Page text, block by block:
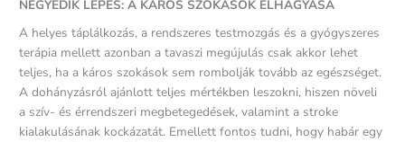
NEGYEDIK LÉPÉS: A KÁROS SZOKÁSOK ELHAGYÁSA
A helyes táplálkozás, a rendszeres testmozgás és a gyógyszeres
terápia mellett azonban a tavaszi megújulás csak akkor lehet
teljes, ha a káros szokások sem rombolják tovább az egészséget.
A dohányzásról ajánlott teljes mértékben leszokni, hiszen növeli
a szív- és érrendszeri megbetegedések, valamint a stroke
kialakulásának kockázatát. Emellett fontos tudni, hogy habár egy